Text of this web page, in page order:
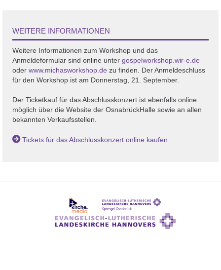
WEITERE INFORMATIONEN
Weitere Informationen zum Workshop und das
Anmeldeformular sind online unter gospelworkshop.wir-e.de
oder www.michasworkshop.de zu finden. Der Anmeldeschluss
für den Workshop ist am Donnerstag, 21. September.
Der Ticketkauf für das Abschlusskonzert ist ebenfalls online
möglich über die Website der OsnabrückHalle sowie an allen
bekannten Verkaufsstellen.
Tickets für das Abschlusskonzert online kaufen